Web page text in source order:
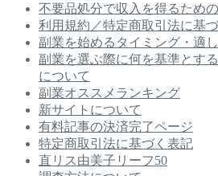
不要品処分で収入を得るため
利用規約／特定商取引法に基
副業を始めるタイミング・適
副業を選ぶ際に何を基準とす
について
副業オススメランキング
新サイトについて
有料記事の決済完了ページ
特定商取引法に基づく表記
直リス由美子リーフ50